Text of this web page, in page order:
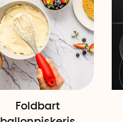
Foldbart